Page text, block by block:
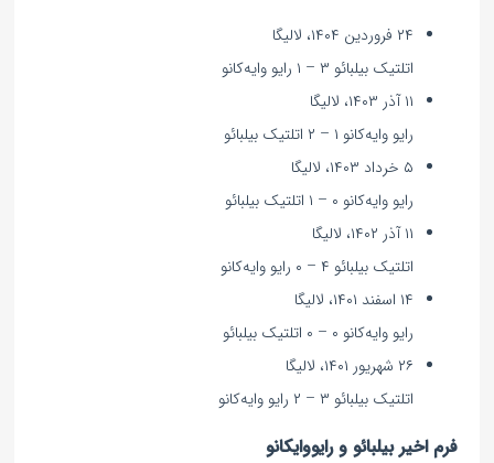
۲۴ فروردین ۱۴۰۴، لالیگا
اتلتیک بیلبائو ۳ – ۱ رایو وایه‌کانو
۱۱ آذر ۱۴۰۳، لالیگا
رایو وایه‌کانو ۱ – ۲ اتلتیک بیلبائو
۵ خرداد ۱۴۰۳، لالیگا
رایو وایه‌کانو ۰ – ۱ اتلتیک بیلبائو
۱۱ آذر ۱۴۰۲، لالیگا
اتلتیک بیلبائو ۴ – ۰ رایو وایه‌کانو
۱۴ اسفند ۱۴۰۱، لالیگا
رایو وایه‌کانو ۰ – ۰ اتلتیک بیلبائو
۲۶ شهریور ۱۴۰۱، لالیگا
اتلتیک بیلبائو ۳ – ۲ رایو وایه‌کانو
فرم اخیر بیلبائو و رایووایکانو